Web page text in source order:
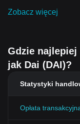
Zobacz więcej
Gdzie
jak Dai (DAI)?
Statystyki
Opłata